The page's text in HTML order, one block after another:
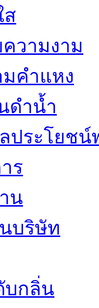
ส
วามงาม
คำแหง
ดำน้ำ
ประโยชน์
ร
น
บริษัท
บกลิ่น